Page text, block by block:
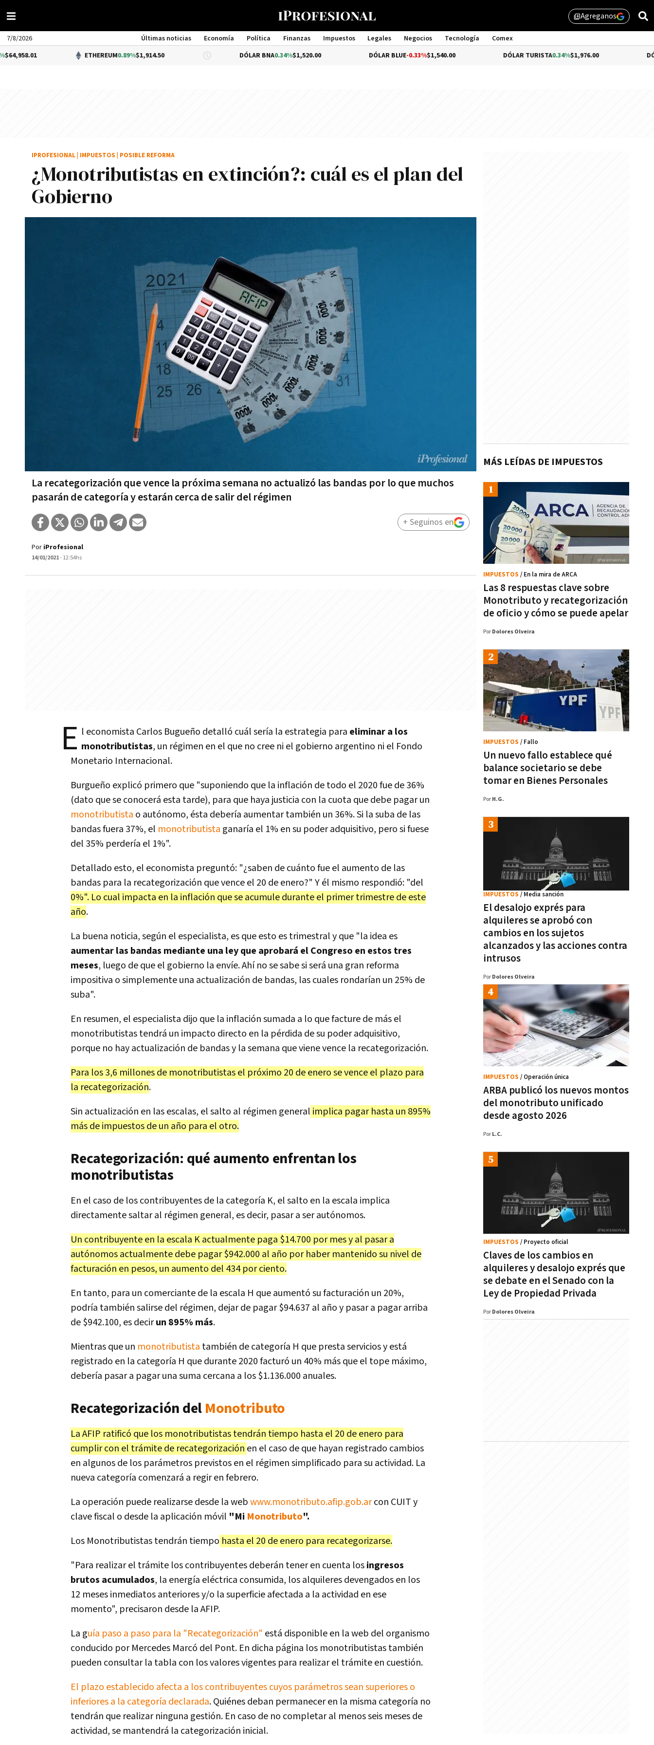
library_addAgreganos
7/8/2026 Últimas noticias Economía Política Finanzas Impuestos Legales Negocios Tecnología
Comex
Management
ETHEREUM 0.89%$1,914.50 DÓLAR BNA0.34%$1,520.00 DÓLAR BLUE-0.33%$1,540.00 DÓLAR TURISTA0.34%$1,976.00 DÓLAR MEP-
¿Monotributistas en extinción?: cuál es el plan del
Gobierno
La recategorización que vence la próxima semana no actualizó las bandas por lo que muchos
pasarán de categoría y estarán cerca de salir del régimen
IPROFESIONAL IMPUESTOS POSIBLE REFORMA
Por iProfesional
14/01/2021- 12:54hs
+ Seguinos en
E l economista Carlos Bugueño detalló cuál sería la estrategia para eliminar a los
monotributistas, un régimen en el que no cree ni el gobierno argentino ni el Fondo
Monetario Internacional.
Burgueño explicó primero que "suponiendo que la inflación de todo el 2020 fue de 36%
(dato que se conocerá esta tarde), para que haya justicia con la cuota que debe pagar un
monotributista o autónomo, ésta debería aumentar también un 36%. Si la suba de las
bandas fuera 37%, el monotributista ganaría el 1% en su poder adquisitivo, pero si fuese
del 35% perdería el 1%".
Detallado esto, el economista preguntó: "¿saben de cuánto fue el aumento de las
bandas para la recategorización que vence el 20 de enero?" Y él mismo respondió: "del
0%". Lo cual impacta en la inflación que se acumule durante el primer trimestre de este
año.
La buena noticia, según el especialista, es que esto es trimestral y que "la idea es
aumentar las bandas mediante una ley que aprobará el Congreso en estos tres
meses, luego de que el gobierno la envíe. Ahí no se sabe si será una gran reforma
impositiva o simplemente una actualización de bandas, las cuales rondarían un 25% de
suba".
En resumen, el especialista dijo que la inflación sumada a lo que facture de más el
monotributistas tendrá un impacto directo en la pérdida de su poder adquisitivo,
porque no hay actualización de bandas y la semana que viene vence la recategorización.
Para los 3,6 millones de monotributistas el próximo 20 de enero se vence el plazo para
la recategorización.
Sin actualización en las escalas, el salto al régimen general implica pagar hasta un 895%
más de impuestos de un año para el otro.
Recategorización: qué aumento enfrentan los
monotributistas
En el caso de los contribuyentes de la categoría K, el salto en la escala implica
directamente saltar al régimen general, es decir, pasar a ser autónomos.
Un contribuyente en la escala K actualmente paga $14.700 por mes y al pasar a
autónomos actualmente debe pagar $942.000 al año por haber mantenido su nivel de
facturación en pesos, un aumento del 434 por ciento.
En tanto, para un comerciante de la escala H que aumentó su facturación un 20%,
podría también salirse del régimen, dejar de pagar $94.637 al año y pasar a pagar arriba
de $942.100, es decirun 895% más.
Mientras que un monotributista también de categoría H que presta servicios y está
registrado en la categoría H que durante 2020 facturó un 40% más que el tope máximo,
debería pasar a pagar una suma cercana a los $1.136.000 anuales.
Recategorización del Monotributo
La AFIP ratificó que los monotributistas tendrán tiempo hasta el 20 de enero para
cumplir con el trámite de recategorización en el caso de que hayan registrado cambios
en algunos de los parámetros previstos en el régimen simplificado para su actividad. La
nueva categoría comenzará a regir en febrero.
La operación puede realizarse desde la webwww.monotributo.afip.gob.arcon CUIT y
clave fiscal o desde la aplicación móvil "Mi Monotributo".
Los Monotributistas tendrán tiempo hasta el 20 de enero para recategorizarse.
"Para realizar el trámite los contribuyentes deberán tener en cuenta losingresos
brutos acumulados, la energía eléctrica consumida, los alquileres devengados en los
12 meses inmediatos anteriores y/o la superficie afectada a la actividad en ese
momento", precisaron desde la AFIP.
La guía paso a paso para la "Recategorización" está disponible en la web del organismo
conducido por Mercedes Marcó del Pont. En dicha página los monotributistas también
pueden consultar la tabla con los valores vigentes para realizar el trámite en cuestión.
El plazo establecido afecta a los contribuyentes cuyos parámetros sean superiores o
inferiores a la categoría declarada. Quiénes deban permanecer en la misma categoría no
tendrán que realizar ninguna gestión. En caso de no completar al menos seis meses de
actividad, se mantendrá la categorización inicial.
MÁS LEÍDAS DE IMPUESTOS
Las 8 respuestas clave sobre
Monotributo y recategorización
de oficio y cómo se puede apelar
IMPUESTOS / En la mira de ARCA
Por Dolores Olveira
Un nuevo fallo establece qué
balance societario se debe
tomar en Bienes Personales
IMPUESTOS / Fallo
Por H.G.
El desalojo exprés para
alquileres se aprobó con
cambios en los sujetos
alcanzados y las acciones contra
intrusos
IMPUESTOS / Media sanción
Por Dolores Olveira
ARBA publicó los nuevos montos
del monotributo unificado
desde agosto 2026
IMPUESTOS / Operación única
Por L.C.
Claves de los cambios en
alquileres y desalojo exprés que
se debate en el Senado con la
Ley de Propiedad Privada
IMPUESTOS / Proyecto oficial
Por Dolores Olveira